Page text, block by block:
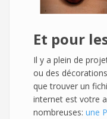
Et pour
Il y a plein de
ou des
que trouver un
internet est votre
nombreuses: une